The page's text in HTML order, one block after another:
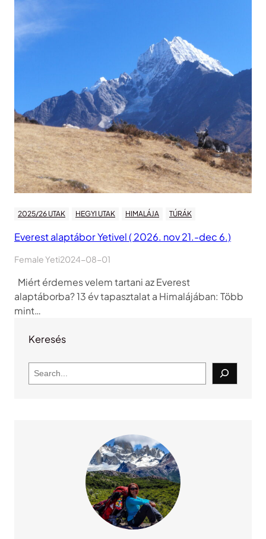
2025/26 UTAK HEGYI UTAK HIMALÁJA TÚRÁK
Everest alaptábor Yetivel ( 2026. nov 21.-dec 6.)
Female Yeti2024-08-01
Miért érdemes velem tartani az Everest
alaptáborba? 13 év tapasztalat a Himalájában: Több
mint…
Keresés
e